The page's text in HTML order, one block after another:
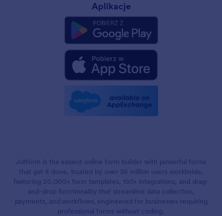
Aplikacje
Jotform is the easiest online form builder with powerful forms
that get it done, trusted by over 35 million users worldwide,
featuring 20,000+ form templates, 150+ integrations, and drag-
and-drop functionality that streamline data collection,
payments, and workflows, engineered for businesses requiring
professional forms without coding.